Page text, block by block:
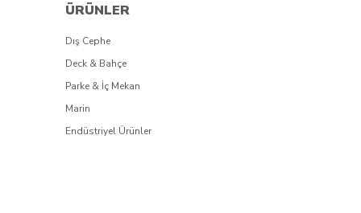
ÜRÜNLER
Dış Cephe
Deck & Bahçe
Parke & İç Mekan
Marin
Endüstriyel Ürünler